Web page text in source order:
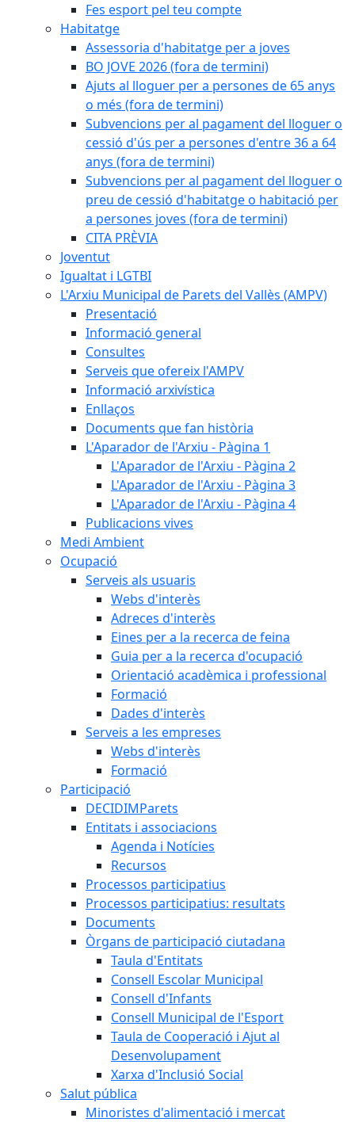
Fes esport pel teu compte
Habitatge
Assessoria d'habitatge per a joves
BO JOVE 2026 (fora de termini)
Ajuts al lloguer per a persones de 65 anys
o més (fora de termini)
Subvencions per al pagament del lloguer o
cessió d'ús per a persones d'entre 36 a 64
anys (fora de termini)
Subvencions per al pagament del lloguer o
preu de cessió d'habitatge o habitació per
a persones joves (fora de termini)
CITA PRÈVIA
Joventut
Igualtat i LGTBI
L'Arxiu Municipal de Parets del Vallès (AMPV)
Presentació
Informació general
Consultes
Serveis que ofereix l'AMPV
Informació arxivística
Enllaços
Documents que fan història
L'Aparador de l'Arxiu - Pàgina 1
L'Aparador de l'Arxiu - Pàgina 2
L'Aparador de l'Arxiu - Pàgina 3
L'Aparador de l'Arxiu - Pàgina 4
Publicacions vives
Medi Ambient
Ocupació
Serveis als usuaris
Webs d'interès
Adreces d'interès
Eines per a la recerca de feina
Guia per a la recerca d'ocupació
Orientació acadèmica i professional
Formació
Dades d'interès
Serveis a les empreses
Webs d'interès
Formació
Participació
DECIDIMParets
Entitats i associacions
Agenda i Notícies
Recursos
Processos participatius
Processos participatius: resultats
Documents
Òrgans de participació ciutadana
Taula d'Entitats
Consell Escolar Municipal
Consell d'Infants
Consell Municipal de l'Esport
Taula de Cooperació i Ajut al
Desenvolupament
Xarxa d'Inclusió Social
Salut pública
Minoristes d'alimentació i mercat